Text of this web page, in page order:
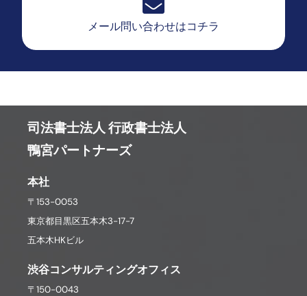
メール問い合わせはコチラ
司法書士法人 行政書士法人
鴨宮パートナーズ
本社
〒153-0053
東京都目黒区五本木3-17-7
五本木HKビル
渋谷コンサルティングオフィス
〒150-0043